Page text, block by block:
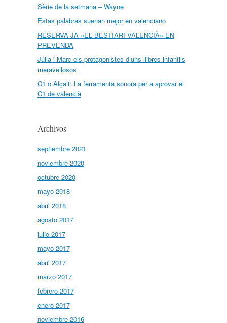
Sèrie de la setmana – Wayne
Estas palabras suenan mejor en valenciano
RESERVA JA «EL BESTIARI VALENCIÀ» EN
PREVENDA
Júlia i Marc els protagonistes d’uns llibres infantils
meravellosos
C1 o Alça’t: La ferramenta sonora per a aprovar el
C1 de valencià
Archivos
septiembre 2021
noviembre 2020
octubre 2020
mayo 2018
abril 2018
agosto 2017
julio 2017
mayo 2017
abril 2017
marzo 2017
febrero 2017
enero 2017
noviembre 2016